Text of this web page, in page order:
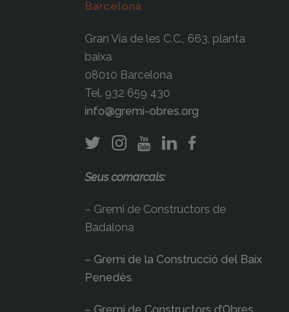
Barcelona
Gran Via de les C.C., 663, planta
baixa
08010 Barcelona
Tel. 932 659 430
info@gremi-obres.org
Seus comarcals:
– Gremi de Constructors de
Badalona
– Gremi de la Construcció del Baix
Penedès